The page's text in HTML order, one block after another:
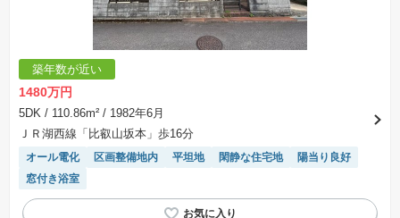
築年数が近い
1480万円
5DK / 110.86m² / 1982年6月
ＪＲ湖西線「比叡山坂本」歩16分
オール電化 区画整備地内 平坦地 閑静な住宅地
陽当り良好
窓付き浴室